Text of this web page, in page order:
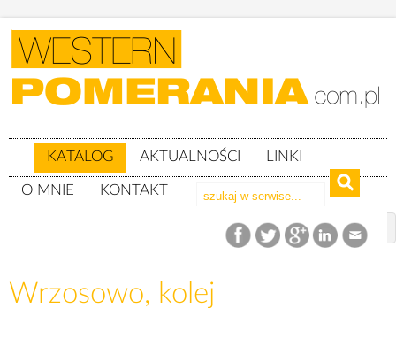
KATALOG AKTUALNOŚCI LINKI
O MNIE KONTAKT
woj. zachodniopomorskie
Wrzosowo, kolej